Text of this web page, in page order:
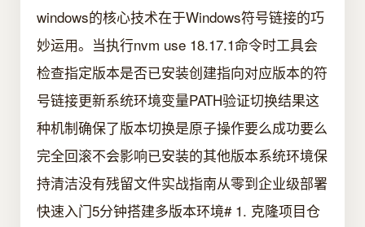
windows的核心技术在于Windows符号链接的巧
妙运用。当执行nvm use 18.17.1命令时工具会
检查指定版本是否已安装创建指向对应版本的符
号链接更新系统环境变量PATH验证切换结果这
种机制确保了版本切换是原子操作要么成功要么
完全回滚不会影响已安装的其他版本系统环境保
持清洁没有残留文件实战指南从零到企业级部署
快速入门5分钟搭建多版本环境# 1. 克隆项目仓